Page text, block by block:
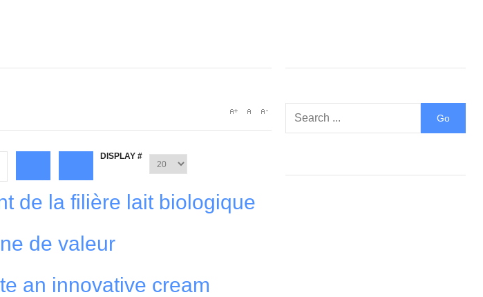
DISPLAY #
de la filière lait biologique
de valeur
an innovative cream